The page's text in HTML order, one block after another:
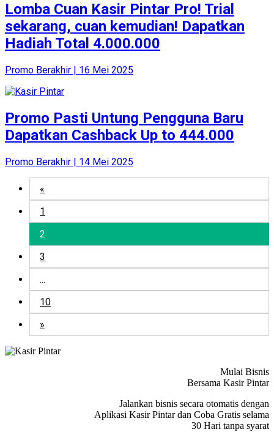
Lomba Cuan Kasir Pintar Pro! Trial
sekarang, cuan kemudian! Dapatkan
Hadiah Total 4.000.000
Promo Berakhir | 16 Mei 2025
Promo Pasti Untung Pengguna Baru
Dapatkan Cashback Up to 444.000
Promo Berakhir | 14 Mei 2025
«
1
2
3
...
10
»
Mulai Bisnis
Bersama Kasir Pintar
Jalankan bisnis secara otomatis dengan
Aplikasi Kasir Pintar dan Coba Gratis selama
30 Hari tanpa syarat